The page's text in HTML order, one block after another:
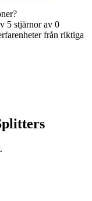
5 stjärnor av 0
från riktiga